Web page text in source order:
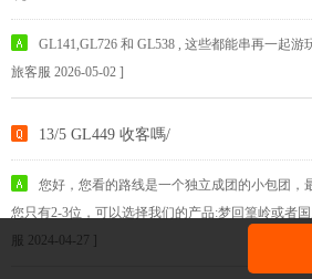
GL141,GL726 和 GL538 , 这些都能串再一起
旅客服 2026-05-02 ]
13/5 GL449 收客嗎/
您好，您看的路线是一个独立成团的小包团，
您只有2-3位，可以选择我们的产品:梦回篁岭或者
服 2024-04-27 ]